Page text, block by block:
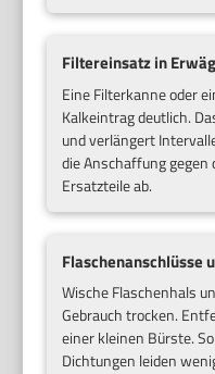
Filtereinsatz in
Eine Filterkanne oder
Kalkeintrag deutlich.
und verlängert
die Anschaffung
Ersatzteile ab.
Flaschenanschlüsse
Wische Flaschenhals
Gebrauch trocken.
einer kleinen Bürste.
Dichtungen leiden